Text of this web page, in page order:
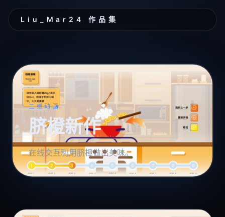
Liu_Mar24 作品集
二维动画
脐橙新作
在线交互利用脐橙做出美味。